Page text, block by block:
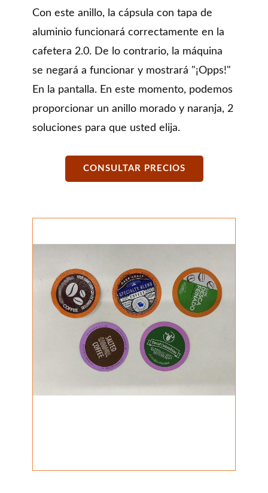
Con este anillo, la cápsula con tapa de
aluminio funcionará correctamente en la
cafetera 2.0. De lo contrario, la máquina
se negará a funcionar y mostrará "¡Opps!"
En la pantalla. En este momento, podemos
proporcionar un anillo morado y naranja, 2
soluciones para que usted elija.
CONSULTAR PRECIOS